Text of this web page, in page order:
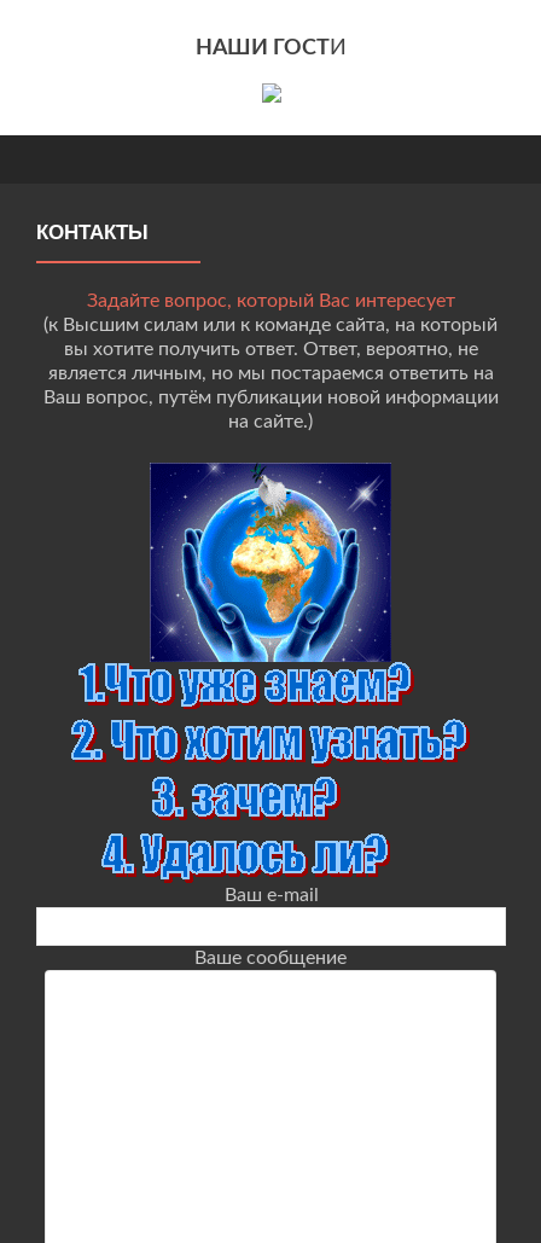
НАШИ ГОСТИ
КОНТАКТЫ
Задайте вопрос, который Вас интересует
(к Высшим силам или к команде сайта, на который
вы хотите получить ответ. Ответ, вероятно, не
является личным, но мы постараемся ответить на
Ваш вопрос, путём публикации новой информации
на сайте.)
Ваш e-mail
Ваше сообщение